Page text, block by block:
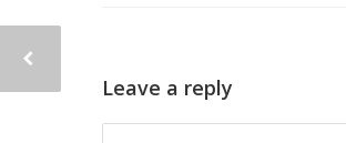
Leave a reply